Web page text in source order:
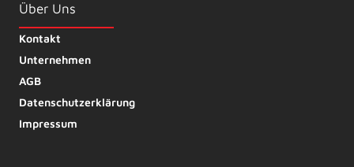
Über Uns
Kontakt
Unternehmen
AGB
Datenschutzerklärung
Impressum